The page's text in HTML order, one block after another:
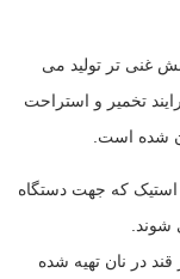
غنی تر تولید می
تخمیر و استراحت
شده است.
استیک که جهت دستگاه
در نان تهیه شده